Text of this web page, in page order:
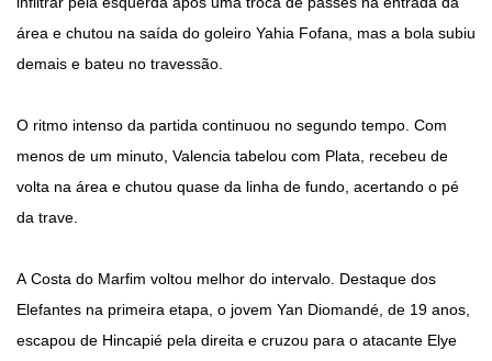
área e chutou na saída do goleiro Yahia Fofana, mas a bola subiu
demais e bateu no travessão.
O ritmo intenso da partida continuou no segundo tempo. Com
menos de um minuto, Valencia tabelou com Plata, recebeu de
volta na área e chutou quase da linha de fundo, acertando o pé
da trave.
A Costa do Marfim voltou melhor do intervalo. Destaque dos
Elefantes na primeira etapa, o jovem Yan Diomandé, de 19 anos,
escapou de Hincapié pela direita e cruzou para o atacante Elye